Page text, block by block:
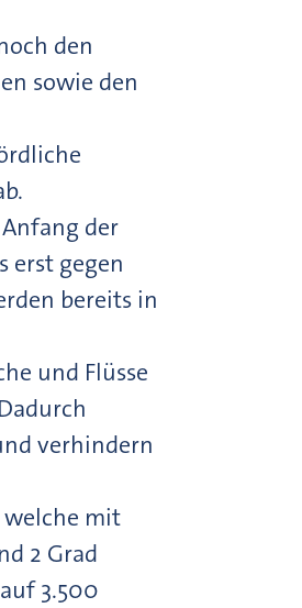
den
sowie den
der
erst gegen
bereits in
und Flüsse
verhindern
welche mit
2 Grad
3.500